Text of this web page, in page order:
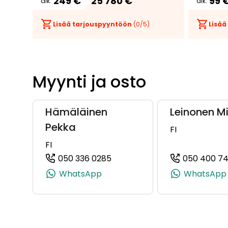
Lisää tarjouspyyntöön (0/5)
Myynti ja osto
Hämäläinen
Pekka
FI
050 336 0285
(+358503360285,
WhatsApp
Leinonen
FI
050 400
WhatsApp